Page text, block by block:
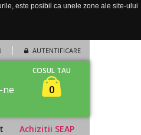
este posibil ca unele zone ale site-ului
AUTENTIFICARE
COSUL TAU
0
Achizitii SEAP